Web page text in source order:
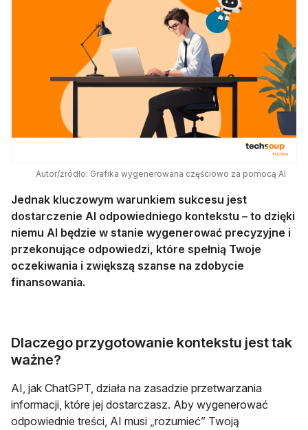
Autor/źródło: Grafika wygenerowana częściowo za pomocą AI
Jednak kluczowym warunkiem sukcesu jest
dostarczenie AI odpowiedniego kontekstu – to dzięki
niemu AI będzie w stanie wygenerować precyzyjne i
przekonujące odpowiedzi, które spełnią Twoje
oczekiwania i zwiększą szanse na zdobycie
finansowania.
Dlaczego przygotowanie kontekstu jest tak
ważne?
AI, jak ChatGPT, działa na zasadzie przetwarzania
informacji, które jej dostarczasz. Aby wygenerować
odpowiednie treści, AI musi „rozumieć” Twoją